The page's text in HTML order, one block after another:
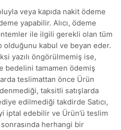
veya kapıda nakit ödeme
yapabilir. Alıcı, ödeme
ile ilgili gerekli olan tüm
kabul ve beyan eder.
yazılı öngörülmemiş ise,
bedelini tamamen ödemiş
teslimattan önce Ürün
taksitli satışlarda
edilmediği takdirde Satıcı,
iptal edebilir ve Ürün’ü teslim
herhangi bir